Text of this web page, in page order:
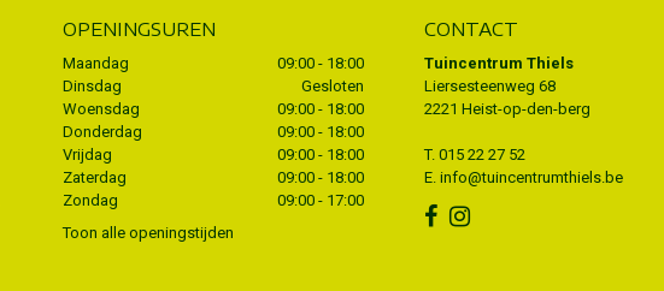
OPENINGSUREN
Maandag
09:00 - 18:00
Dinsdag
Gesloten
Woensdag
09:00 - 18:00
Donderdag
09:00 - 18:00
Vrijdag
09:00 - 18:00
Zaterdag
09:00 - 18:00
Zondag
09:00 - 17:00
Toon alle openingstijden
CONTACT
Tuincentrum Thiels
Liersesteenweg 68
2221 Heist-op-den-berg
T. 015 22 27 52
E. info@tuincentrumthiels.be